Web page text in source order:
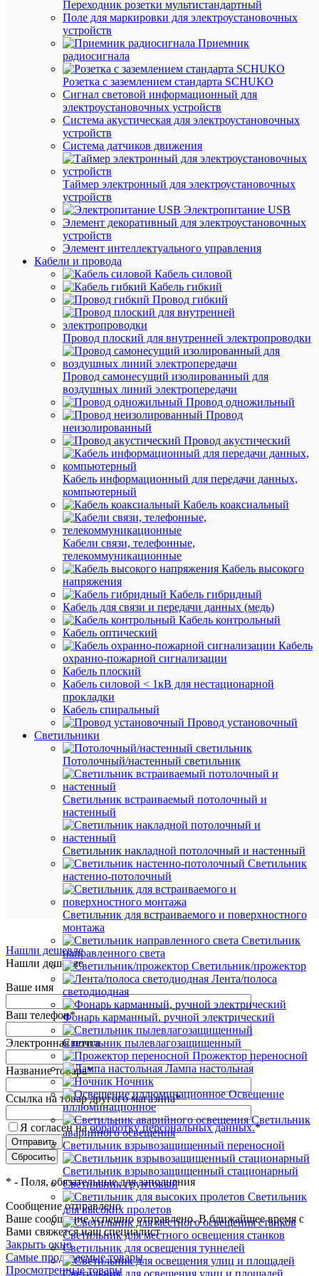
Переходник розетки мультистандартный
Поле для маркировки для электроустановочных
устройств
Приемник
радиосигнала
Розетка с заземлением стандарта SCHUKO
Сигнал световой информационный для
электроустановочных устройств
Система акустическая для электроустановочных
устройств
Система датчиков движения
Таймер электронный для электроустановочных
устройств
Электропитание USB
Элемент декоративный для электроустановочных
устройств
Элемент интеллектуального управления
Кабели и провода
Кабель силовой
Кабель гибкий
Провод гибкий
Провод плоский для внутренней электропроводки
Провод самонесущий изолированный для
воздушных линий электропередачи
Провод одножильный
Провод
неизолированный
Провод акустический
Кабель информационный для передачи данных,
компьютерный
Кабель коаксиальный
Кабели связи, телефонные,
телекоммуникационные
Кабель высокого
напряжения
Кабель гибридный
Кабель для связи и передачи данных (медь)
Кабель контрольный
Кабель оптический
Кабель
охранно-пожарной сигнализации
Кабель плоский
Кабель силовой < 1кВ для нестационарной
прокладки
Кабель спиральный
Провод установочный
Светильники
Потолочный/настенный светильник
Светильник встраиваемый потолочный и
настенный
Светильник накладной потолочный и настенный
Светильник
настенно-потолочный
Светильник для встраиваемого и поверхностного
монтажа
Светильник
направленного света
Светильник/прожектор
Лента/полоса
светодиодная
Фонарь карманный, ручной электрический
Светильник пылевлагозащищенный
Прожектор переносной
Лампа настольная
Ночник
Освещение
иллюминационное
Светильник
аварийного освещения
Светильник взрывозащищенный переносной
Светильник взрывозащищенный стационарный
Светильник грунтовый
Светильник
для высоких пролетов
Светильник для местного освещения станков
Светильник для освещения туннелей
Светильник для освещения улиц и площадей
3000
standard
7.5Вт
тепл.
GU5.3
Под
Артикул
запросу
К
Нашли дешевле
Нашли дешевле
Ваше имя
Ваш телефон*
Электронная почта
Название товара*
Ссылка на товар другого магазина*
Я согласен наобработку персональных данных.*
* - Поля, обязательные для заполнения
Сообщение отправлено
Ваше сообщение успешно отправлено. В ближайшее время с
Вами свяжется наш специалист
Закрыть окно
Самые продаваемые товары
Просмотренные товары